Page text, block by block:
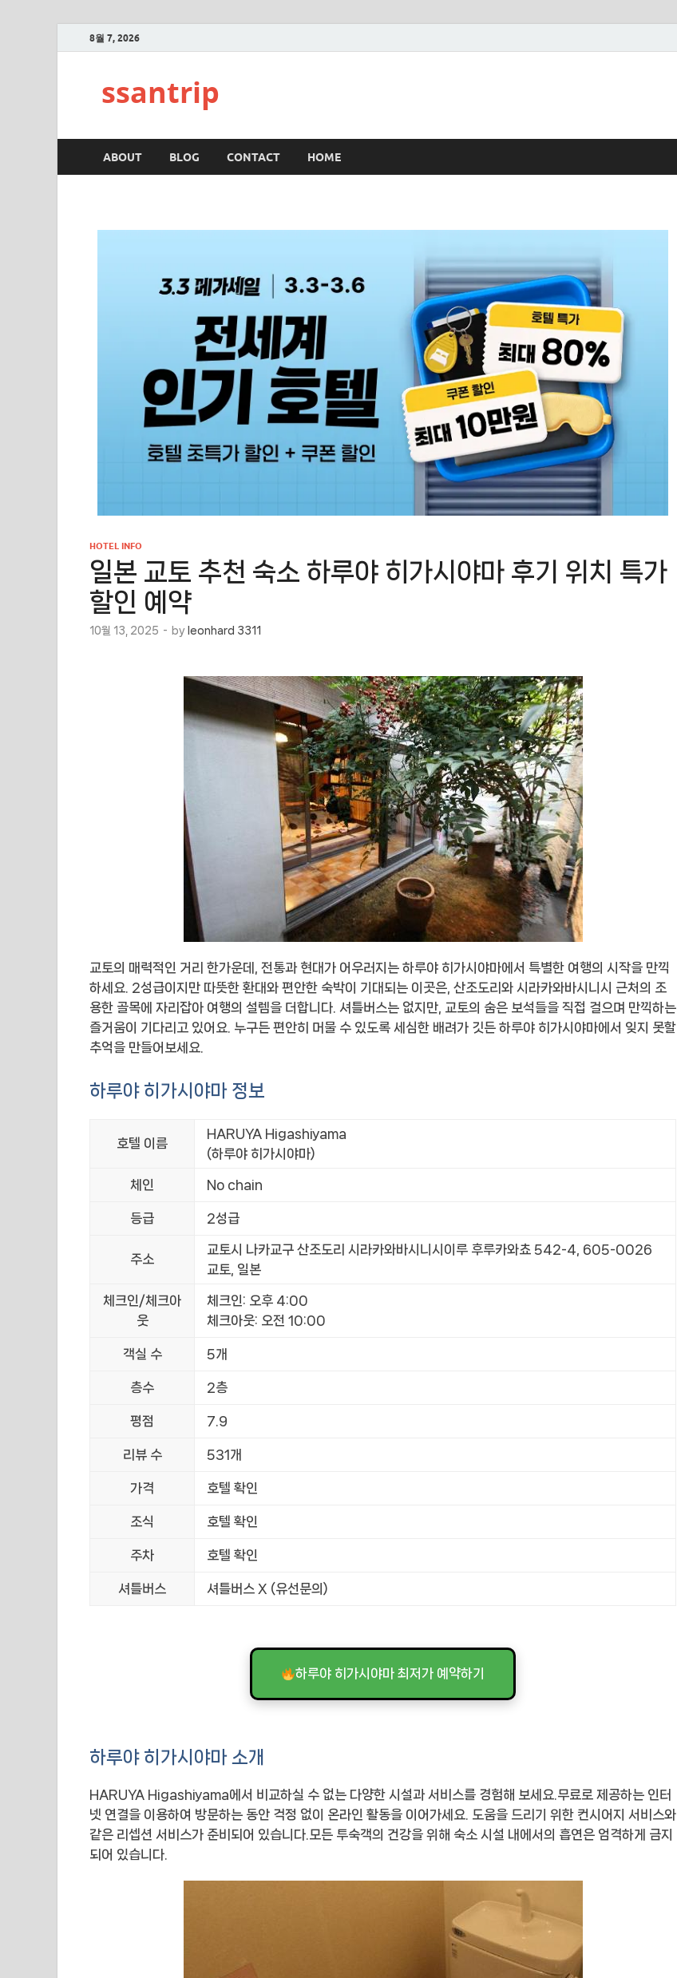
8월 7, 2026
ssantrip
ABOUT BLOG CONTACT HOME
HOTEL INFO
일본 교토 추천 숙소 하루야 히가시야마 후기 위치 특가
할인 예약
10월 13, 2025 - by leonhard 3311
교토의 매력적인 거리 한가운데, 전통과 현대가 어우러지는 하루야 히가시야마에서 특별한 여행의 시작을 만끽
하세요. 2성급이지만 따뜻한 환대와 편안한 숙박이 기대되는 이곳은, 산조도리와 시라카와바시니시 근처의 조
용한 골목에 자리잡아 여행의 설렘을 더합니다. 셔틀버스는 없지만, 교토의 숨은 보석들을 직접 걸으며 만끽하는
즐거움이 기다리고 있어요. 누구든 편안히 머물 수 있도록 세심한 배려가 깃든 하루야 히가시야마에서 잊지 못할
추억을 만들어보세요.
하루야 히가시야마 정보
호텔 이름
HARUYA Higashiyama
(하루야 히가시야마)
체인 No chain
등급 2성급
주소
교토시 나카교구 산조도리 시라카와바시니시이루 후루카와쵸 542-4, 605-0026
교토, 일본
체크인/체크아
웃
체크인: 오후 4:00
체크아웃: 오전 10:00
객실 수 5개
층수 2층
평점 7.9
리뷰 수 531개
가격 호텔 확인
조식 호텔 확인
주차 호텔 확인
셔틀버스 셔틀버스 X (유선문의)
하루야 히가시야마 최저가 예약하기
하루야 히가시야마 소개
HARUYA Higashiyama에서 비교하실 수 없는 다양한 시설과 서비스를 경험해 보세요.무료로 제공하는 인터
넷 연결을 이용하여 방문하는 동안 걱정 없이 온라인 활동을 이어가세요. 도움을 드리기 위한 컨시어지 서비스와
같은 리셉션 서비스가 준비되어 있습니다.모든 투숙객의 건강을 위해 숙소 시설 내에서의 흡연은 엄격하게 금지
되어 있습니다.